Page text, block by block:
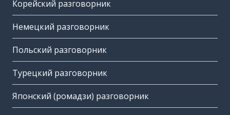
Корейский разговорник
Немецкий разговорник
Польский разговорник
Турецкий разговорник
Японский (ромадзи) разговорник